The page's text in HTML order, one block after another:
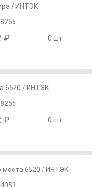
/ ИНТЭК
₽ 0 шт.
6520 / ИНТЭК
₽ 0 шт.
моста 6520 / ИНТЭК